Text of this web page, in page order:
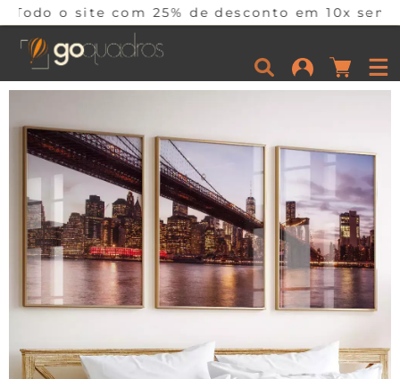
25% de desconto em 10x sem juros por